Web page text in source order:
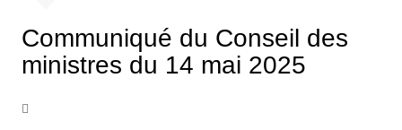
Communiqué du Conseil des
ministres du 14 mai 2025